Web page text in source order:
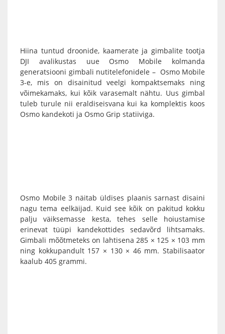
Hiina tuntud droonide, kaamerate ja gimbalite tootja
DJI avalikustas uue Osmo Mobile kolmanda
generatsiooni gimbali nutitelefonidele – Osmo Mobile
3-e, mis on disainitud veelgi kompaktsemaks ning
võimekamaks, kui kõik varasemalt nähtu. Uus gimbal
tuleb turule nii eraldiseisvana kui ka komplektis koos
Osmo kandekoti ja Osmo Grip statiiviga.
Osmo Mobile 3 näitab üldises plaanis sarnast disaini
nagu tema eelkäijad. Kuid see kõik on pakitud kokku
palju väiksemasse kesta, tehes selle hoiustamise
erinevat tüüpi kandekottides sedavõrd lihtsamaks.
Gimbali mõõtmeteks on lahtisena 285 × 125 × 103 mm
ning kokkupandult 157 × 130 × 46 mm. Stabilisaator
kaalub 405 grammi.